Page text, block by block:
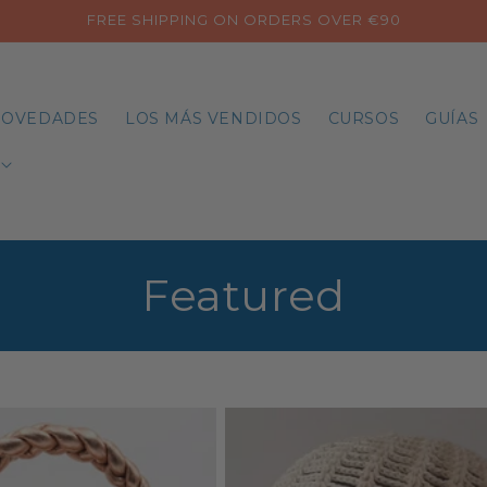
FREE SHIPPING ON ORDERS OVER €90
LOS MÁS VENDIDOS CURSOS GUÍAS
C
o
l
Featured